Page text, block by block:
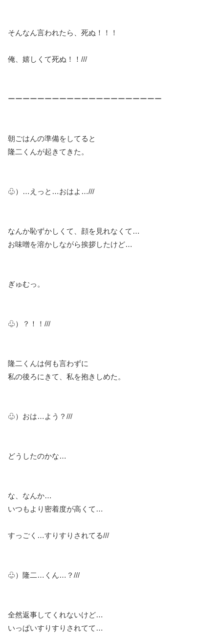
そんなん言われたら、死ぬ！！！
俺、嬉しくて死ぬ！！///
ーーーーーーーーーーーーーーーーーーーーー
朝ごはんの準備をしてると
隆二くんが起きてきた。
♧）…えっと…おはよ…///
なんか恥ずかしくて、顔を見れなくて…
お味噌を溶かしながら挨拶したけど…
ぎゅむっ。
♧）？！！///
隆二くんは何も言わずに
私の後ろにきて、私を抱きしめた。
♧）おは…よう？///
どうしたのかな…
な、なんか…
いつもより密着度が高くて…
すっごく…すりすりされてる///
♧）隆二…くん…？///
全然返事してくれないけど…
いっぱいすりすりされてて…